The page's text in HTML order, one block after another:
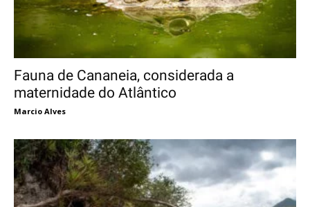
Fauna de Cananeia, considerada a
maternidade do Atlântico
Marcio Alves